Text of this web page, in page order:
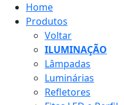
Home
Produtos
Voltar
ILUMINAÇÃO
Lâmpadas
Luminárias
Refletores